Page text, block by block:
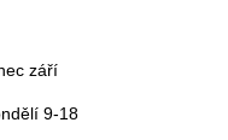
září
9-18